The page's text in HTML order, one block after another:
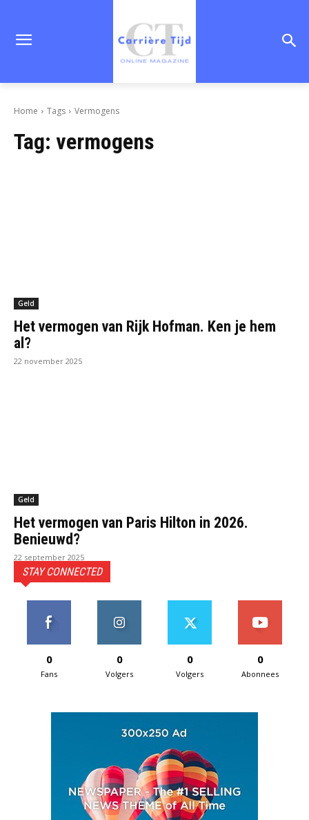
Home Tags Vermogens
Tag: vermogens
Geld
Het vermogen van Rijk Hofman. Ken je hem
al?
22 november 2025
Geld
Het vermogen van Paris Hilton in 2026.
Benieuwd?
22 september 2025
STAY CONNECTED
0
Fans
0
Volgers
0
Volgers
0
Abonnees